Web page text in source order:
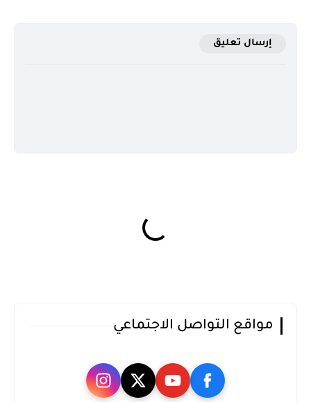
إرسال تعليق
مواقع التواصل الاجتماعي